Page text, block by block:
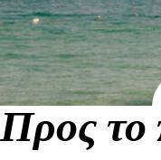
Προς το